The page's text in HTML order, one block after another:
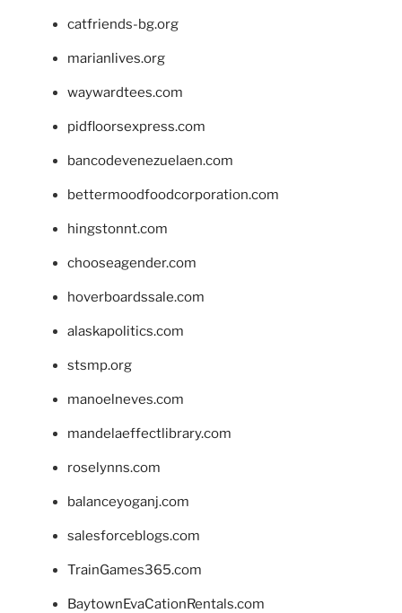
catfriends-bg.org
marianlives.org
waywardtees.com
pidfloorsexpress.com
bancodevenezuelaen.com
bettermoodfoodcorporation.com
hingstonnt.com
chooseagender.com
hoverboardssale.com
alaskapolitics.com
stsmp.org
manoelneves.com
mandelaeffectlibrary.com
roselynns.com
balanceyoganj.com
salesforceblogs.com
TrainGames365.com
BaytownEvaCationRentals.com